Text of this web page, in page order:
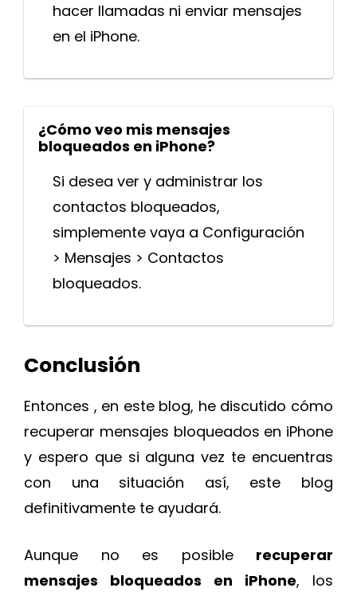
hacer llamadas ni enviar mensajes
en el iPhone.
¿Cómo veo mis mensajes
bloqueados en iPhone?
Si desea ver y administrar los
contactos bloqueados,
simplemente vaya a Configuración
> Mensajes > Contactos
bloqueados.
Conclusión
Entonces , en este blog, he discutido cómo
recuperar mensajes bloqueados en iPhone
y espero que si alguna vez te encuentras
con una situación así, este blog
definitivamente te ayudará.
Aunque no es posible recuperar
mensajes bloqueados en iPhone, los